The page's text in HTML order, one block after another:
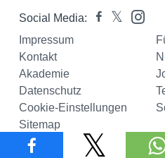
Social Media:
Impressum
Kontakt
Akademie
Datenschutz
Cookie-Einstellungen
Sitemap